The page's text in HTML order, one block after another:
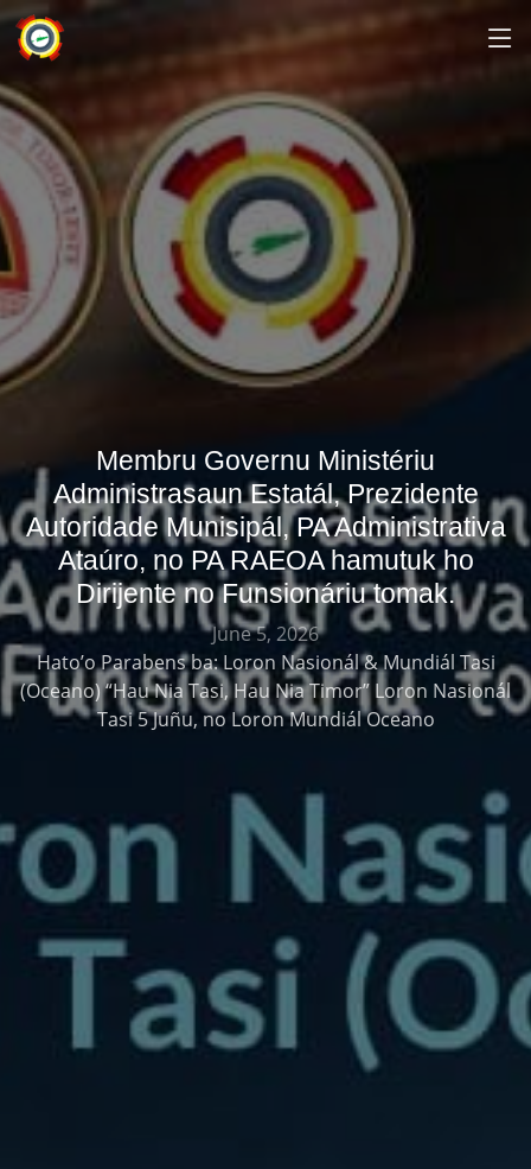
Membru Governu Ministériu
Administrasaun Estatál, Prezidente
Autoridade Munisipál, PA Administrativa
Ataúro, no PA RAEOA hamutuk ho
Dirijente no Funsionáriu tomak.
June 5, 2026
Hato’o Parabens ba: Loron Nasionál & Mundiál Tasi
(Oceano) “Hau Nia Tasi, Hau Nia Timor” Loron Nasionál
Tasi 5 Juñu, no Loron Mundiál Oceano